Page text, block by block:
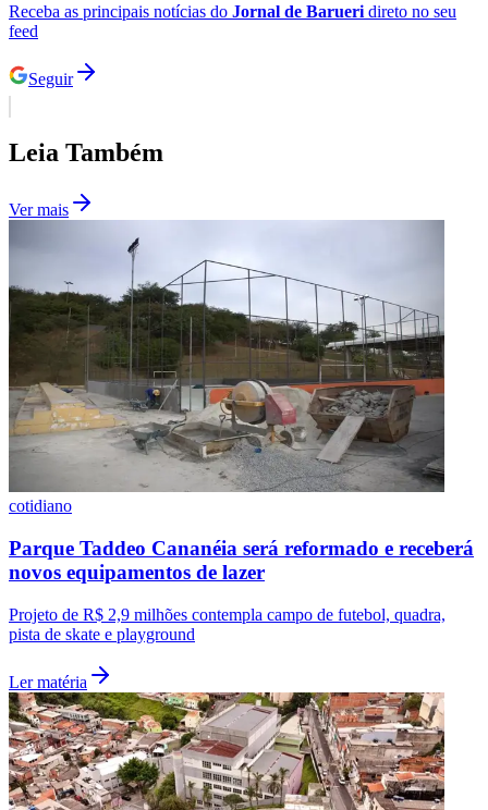
São Paulo
Receba as principais notícias do Jornal de Barueri direto no seu
feed
Seguir
Leia Também
Ver mais
cotidiano
Parque Taddeo Cananéia será reformado e receberá
novos equipamentos de lazer
Projeto de R$ 2,9 milhões contempla campo de futebol, quadra,
pista de skate e playground
Ler matéria